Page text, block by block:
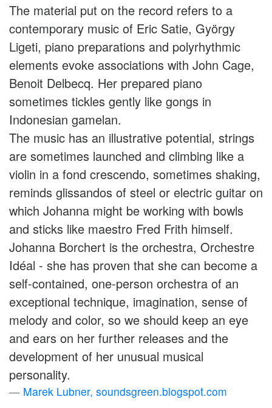
The material put on the record refers to a
contemporary music of Eric Satie, György
Ligeti, piano preparations and polyrhythmic
elements evoke associations with John Cage,
Benoit Delbecq. Her prepared piano
sometimes tickles gently like gongs in
Indonesian gamelan.
The music has an illustrative potential, strings
are sometimes launched and climbing like a
violin in a fond crescendo, sometimes shaking,
reminds glissandos of steel or electric guitar on
which Johanna might be working with bowls
and sticks like maestro Fred Frith himself.
Johanna Borchert is the orchestra, Orchestre
Idéal - she has proven that she can become a
self-contained, one-person orchestra of an
exceptional technique, imagination, sense of
melody and color, so we should keep an eye
and ears on her further releases and the
development of her unusual musical
personality.
Marek Lubner, soundsgreen.blogspot.com